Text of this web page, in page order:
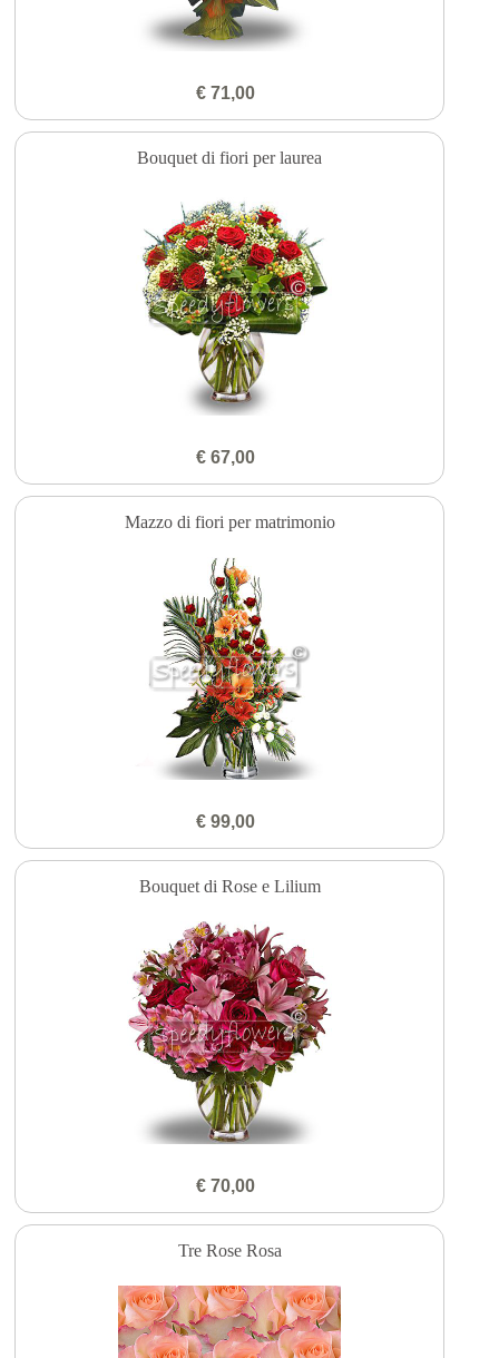
€ 71,00
Bouquet di fiori per laurea
€ 67,00
Mazzo di fiori per matrimonio
€ 99,00
Bouquet di Rose e Lilium
€ 70,00
Tre Rose Rosa